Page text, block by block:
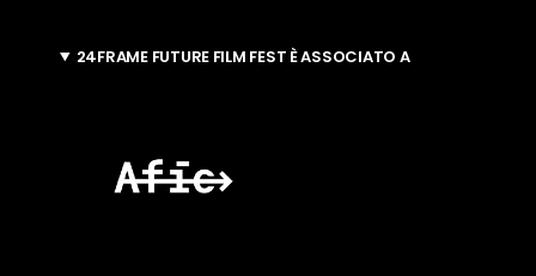
24FRAME FUTURE FILM FEST È ASSOCIATO A